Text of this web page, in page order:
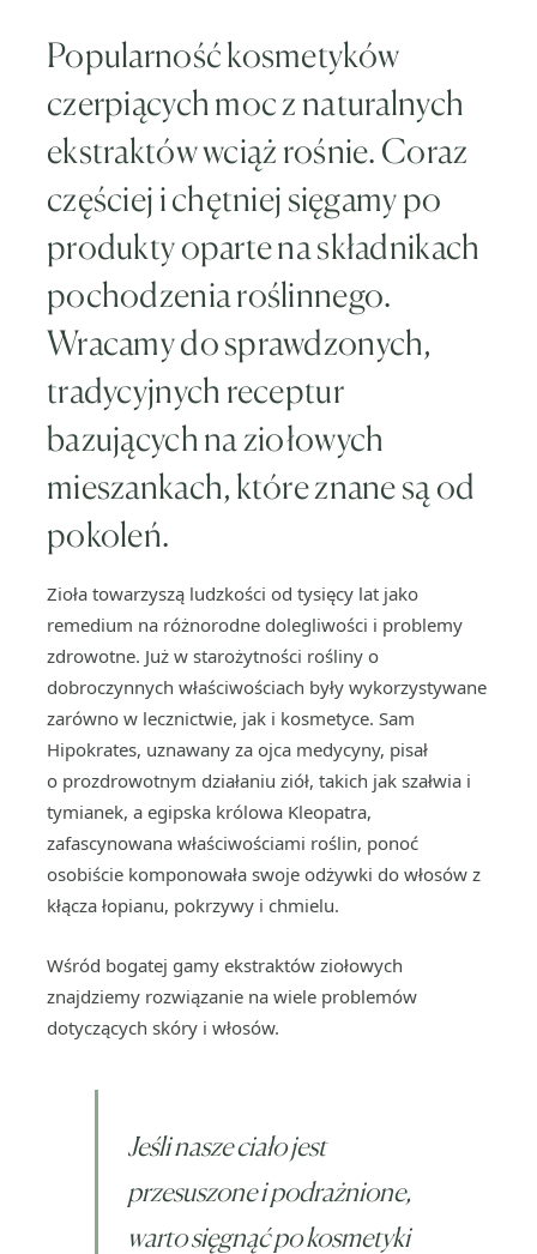
Popularność kosmetyków
czerpiących moc z naturalnych
ekstraktów wciąż rośnie. Coraz
częściej i chętniej sięgamy po
produkty oparte na składnikach
pochodzenia roślinnego.
Wracamy do sprawdzonych,
tradycyjnych receptur
bazujących na ziołowych
mieszankach, które znane są od
pokoleń.
Zioła towarzyszą ludzkości od tysięcy lat jako
remedium na różnorodne dolegliwości i problemy
zdrowotne. Już w starożytności rośliny o
dobroczynnych właściwościach były wykorzystywane
zarówno w lecznictwie, jak i kosmetyce. Sam
Hipokrates, uznawany za ojca medycyny, pisał
o prozdrowotnym działaniu ziół, takich jak szałwia i
tymianek, a egipska królowa Kleopatra,
zafascynowana właściwościami roślin, ponoć
osobiście komponowała swoje odżywki do włosów z
kłącza łopianu, pokrzywy i chmielu.
Wśród bogatej gamy ekstraktów ziołowych
znajdziemy rozwiązanie na wiele problemów
dotyczących skóry i włosów.
Jeśli nasze ciało jest
przesuszone i podrażnione,
warto sięgnąć po kosmetyki